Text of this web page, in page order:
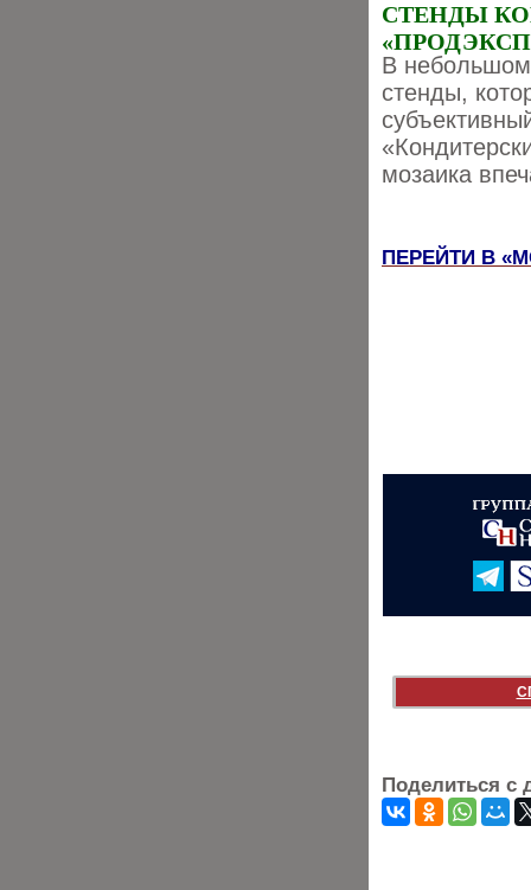
СТЕНДЫ
В
стенды,
мозаика
ПЕРЕЙТИ В
Поделиться с